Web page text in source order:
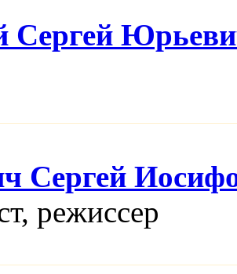
Сергей
Сергей
режисcер